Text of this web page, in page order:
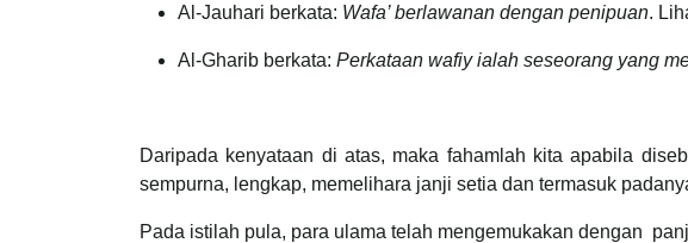
Al-Jauhari berkata: Wafa’ berlawanan dengan penipuan.
Al-Gharib berkata: Perkataan wafiy ialah seseorang yang
Daripada kenyataan di atas, maka fahamlah kita apabila
sempurna, lengkap, memelihara janji setia dan termasuk
Pada istilah pula, para ulama telah mengemukakan dengan